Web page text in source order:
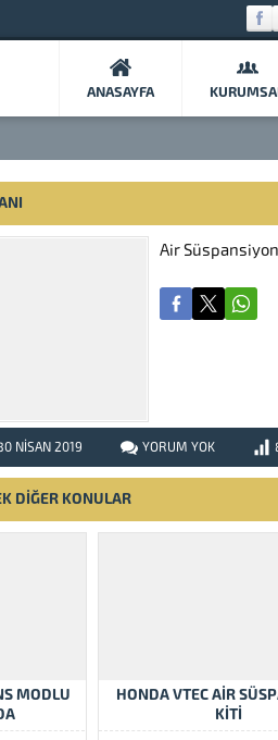
ANASAYFA
Air
NISAN 2019 YORUM YOK
DİĞER KONULAR
MODLU
HONDA VTEC AIR
KITI